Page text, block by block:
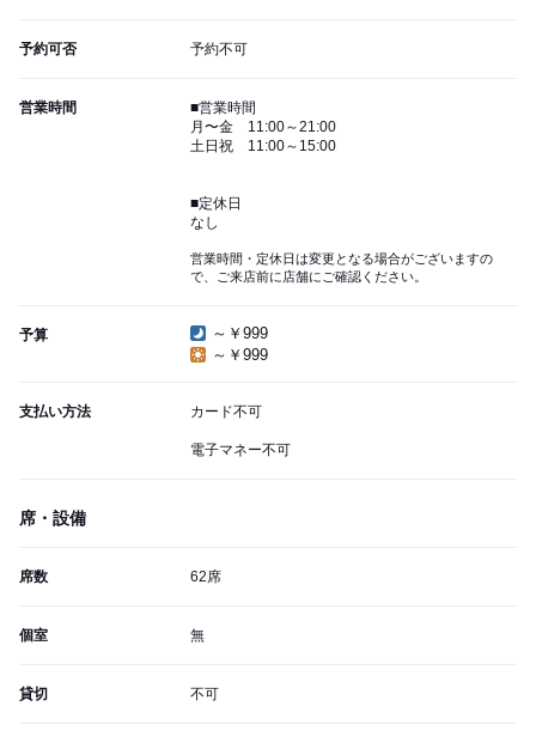
予約可否 予約不可
営業時間
■営業時間
月〜金 11:00～21:00
土日祝 11:00～15:00
■定休日
なし
営業時間・定休日は変更となる場合がございますの
で、ご来店前に店舗にご確認ください。
予算
～￥999
～￥999
支払い方法 カード不可
電子マネー不可
席・設備
席数 62席
個室 無
貸切 不可